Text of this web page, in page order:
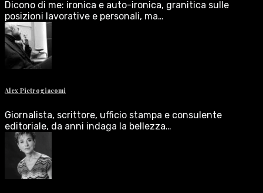
Dicono di me: ironica e auto-ironica, granitica sulle
posizioni lavorative e personali, ma…
Alex Pietrogiacomi
Giornalista, scrittore, ufficio stampa e consulente
editoriale, da anni indaga la bellezza…